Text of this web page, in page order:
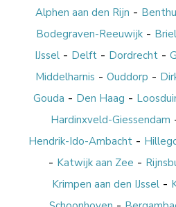
Alphen aan den Rijn -
Bodegraven-Reeuwijk-
IJssel - Delft - Dordrecht -
Middelharnis -Ouddorp -
Gouda - Den Haag -
Hardinxveld-Giessendam
Hendrik-Ido-Ambacht -
- Katwijk aan Zee -
Krimpen aan den IJssel-